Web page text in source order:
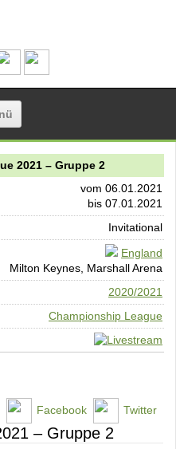
2021 – Gruppe 2
vom 06.01.2021
bis 07.01.2021
Invitational
England
Milton Keynes, Marshall Arena
2020/2021
Championship League
Facebook Twitter
– Gruppe 2